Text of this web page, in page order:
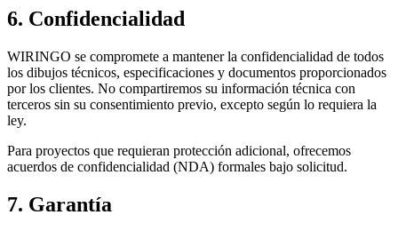
6. Confidencialidad
WIRINGO se compromete a mantener la confidencialidad de todos
los dibujos técnicos, especificaciones y documentos proporcionados
por los clientes. No compartiremos su información técnica con
terceros sin su consentimiento previo, excepto según lo requiera la
ley.
Para proyectos que requieran protección adicional, ofrecemos
acuerdos de confidencialidad (NDA) formales bajo solicitud.
7. Garantía